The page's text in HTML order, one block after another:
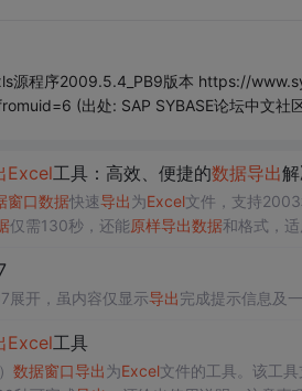
源程序2009.5.4_PB9版本 https://
(出处: SAP SYBASE论坛中文社
Excel工具：高效、便捷的数据导出
窗口数据快速导出 为Excel文件，支持
仅需130秒，还能原样导出数据和格式，适
展开，虽内容仅显示导出完成提示信息及
Excel工具
数据窗口导出 为Excel文件的工具。该工具